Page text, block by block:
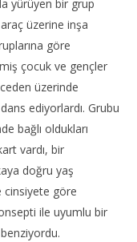
yürüyen bir grup
üzerine inşa
göre
çocuk ve gençler
üzerinde
ediyorlardı. Grubu
bağlı oldukları
vardı, bir
doğru yaş
cinsiyete göre
ile uyumlu bir